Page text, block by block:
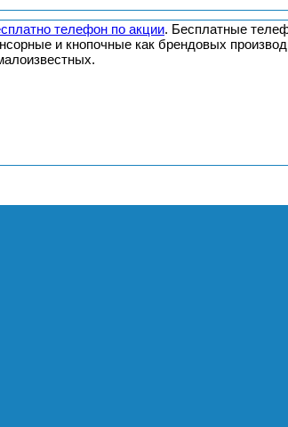
телефон по акции. Бесплатные
и кнопочные как брендовых